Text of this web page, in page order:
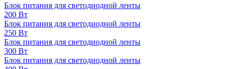
Блок питания для светодиодной ленты
200 Вт
Блок питания для светодиодной ленты
250 Вт
Блок питания для светодиодной ленты
300 Вт
Блок питания для светодиодной ленты